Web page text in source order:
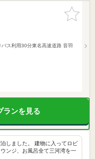
お気に入
りに追加
ス利用30分東名高速道路 音羽
ランを見る
しました。 建物に入ってロビ
ンジ、お風呂全て三河湾を一